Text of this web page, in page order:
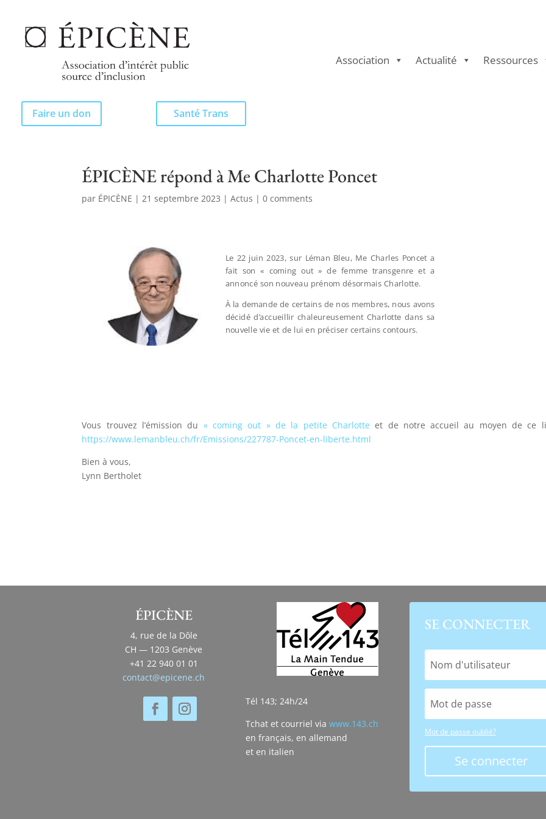
Association Actualité Ressources
Faire un don Santé Trans
ÉPICÈNE répond à Me Charlotte Poncet
par ÉPICÈNE |21 septembre 2023 |Actus |0 comments
Le 22 juin 2023, sur Léman Bleu, Me Charles Poncet a
fait son « coming out » de femme transgenre et a
annoncé son nouveau prénom désormais Charlotte.
À la demande de certains de nos membres, nous avons
décidé d’accueillir chaleureusement Charlotte dans sa
nouvelle vie et de lui en préciser certains contours.
Vous trouvez l’émission du « coming out » de la petite Charlotte et de notre accueil au moyen de ce
https://www.lemanbleu.ch/fr/Emissions/227787-Poncet-en-liberte.html
Bien à vous,
Lynn Bertholet
ÉPICÈNE
4, rue de la Dôle
CH — 1203 Genève
+41 22 940 01 01
contact@epicene.ch
Tél 143; 24h/24
Tchat et courriel viawww.143.ch
en français, en allemand
et en italien
SE CONNECTER
Mot de passe oublié?
Se connecter